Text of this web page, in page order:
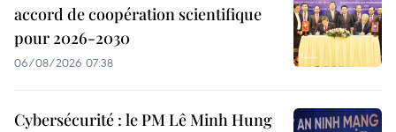
accord de coopération scientifique
pour 2026-2030
06/08/2026 07:38
Cybersécurité : le PM Lê Minh Hung